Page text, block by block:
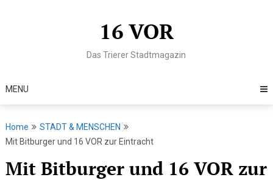
16 VOR
Das Trierer Stadtmagazin
MENU
Home
STADT & MENSCHEN
Mit Bitburger und 16 VOR zur Eintracht
Mit Bitburger und 16 VOR zur